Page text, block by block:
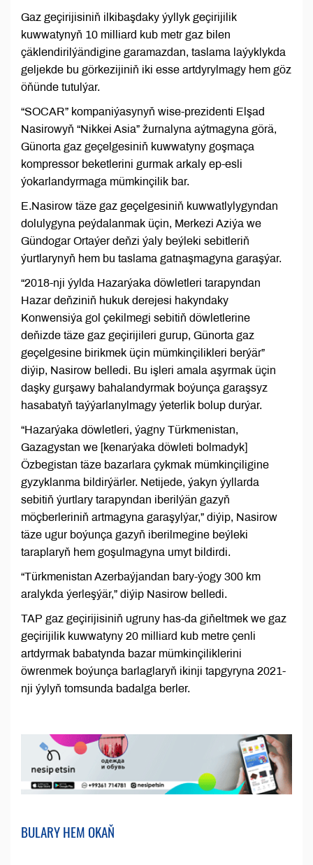
Gaz geçirijisiniň ilkibaşdaky ýyllyk geçirijilik
kuwwatynyň 10 milliard kub metr gaz bilen
çäklendirilýändigine garamazdan, taslama laýyklykda
geljekde bu görkezijiniň iki esse artdyrylmagy hem göz
öňünde tutulýar.
“SOCAR” kompaniýasynyň wise-prezidenti Elşad
Nasirowyň “Nikkei Asia” žurnalyna aýtmagyna görä,
Günorta gaz geçelgesiniň kuwwatyny goşmaça
kompressor beketlerini gurmak arkaly ep-esli
ýokarlandyrmaga mümkinçilik bar.
E.Nasirow täze gaz geçelgesiniň kuwwatlylygyndan
dolulygyna peýdalanmak üçin, Merkezi Aziýa we
Gündogar Ortaýer deňzi ýaly beýleki sebitleriň
ýurtlarynyň hem bu taslama gatnaşmagyna garaşýar.
“2018-nji ýylda Hazarýaka döwletleri tarapyndan
Hazar deňziniň hukuk derejesi hakyndaky
Konwensiýa gol çekilmegi sebitiň döwletlerine
deňizde täze gaz geçirijileri gurup, Günorta gaz
geçelgesine birikmek üçin mümkinçilikleri berýär”
diýip, Nasirow belledi. Bu işleri amala aşyrmak üçin
daşky gurşawy bahalandyrmak boýunça garaşsyz
hasabatyň taýýarlanylmagy ýeterlik bolup durýar.
“Hazarýaka döwletleri, ýagny Türkmenistan,
Gazagystan we [kenarýaka döwleti bolmadyk]
Özbegistan täze bazarlara çykmak mümkinçiligine
gyzyklanma bildirýärler. Netijede, ýakyn ýyllarda
sebitiň ýurtlary tarapyndan iberilýän gazyň
möçberleriniň artmagyna garaşylýar,” diýip, Nasirow
täze ugur boýunça gazyň iberilmegine beýleki
taraplaryň hem goşulmagyna umyt bildirdi.
“Türkmenistan Azerbaýjandan bary-ýogy 300 km
aralykda ýerleşýär,” diýip Nasirow belledi.
TAP gaz geçirijisiniň ugruny has-da giňeltmek we gaz
geçirijilik kuwwatyny 20 milliard kub metre çenli
artdyrmak babatynda bazar mümkinçiliklerini
öwrenmek boýunça barlaglaryň ikinji tapgyryna 2021-
nji ýylyň tomsunda badalga berler.
BULARY HEM OKAŇ